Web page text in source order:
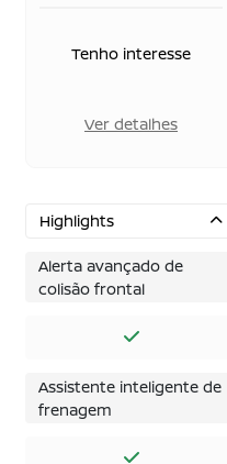
Tenho interesse
Ver detalhes
Highlights
Alerta avançado de
colisão frontal
Assistente inteligente de
frenagem